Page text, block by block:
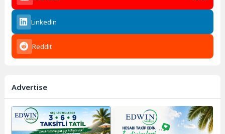
Linkedin
Reddit
Advertise